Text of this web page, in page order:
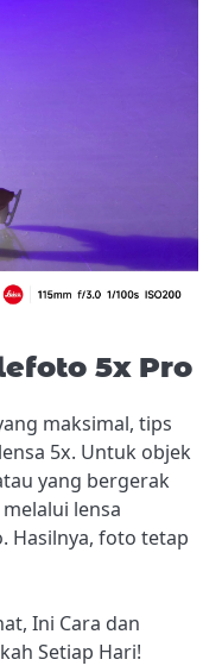
5x Pro
maksimal, tips
5x. Untuk objek
yang bergerak
lensa
Hasilnya, foto tetap
Ini Cara dan
Setiap Hari!